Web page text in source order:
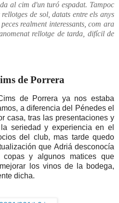
al cim d'un turó espadat. Tampoc
de sol, datats entre els anys
realment interessants, com ara
rellotge de tarda, difícil de
de Porrera
de Porrera ya nos estaba
a diferencia del Pénedes el
casa, tras las presentaciones y
seriedad y experiencia en el
del club, mas tarde quedo
que Adriá desconocía
y algunos matices que
los vinos de la bodega,
dicha.